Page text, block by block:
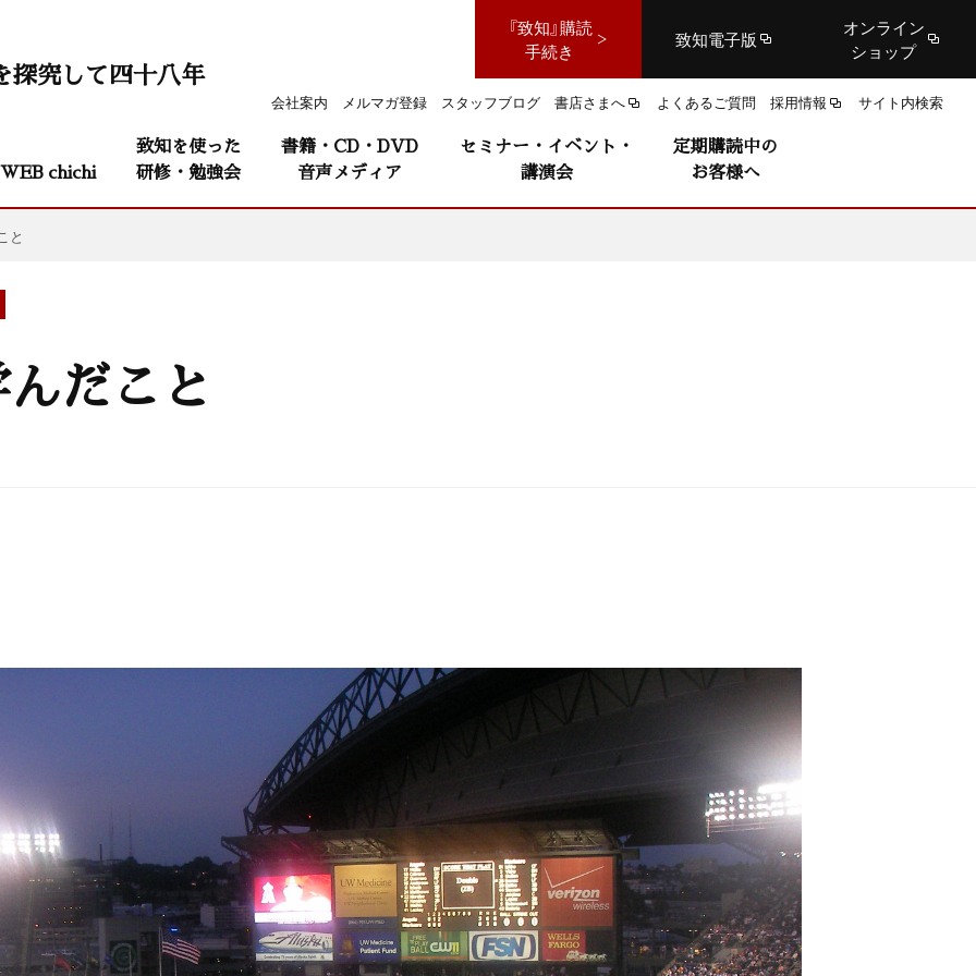
『致知』購読
手続き
致知電子版
オンライン
ショップ
会社案内 メルマガ登録 スタッフブログ 書店さまへ よくあるご質問 採用情報 サイト内検索
探究して四十八年
WEB chichi
致知を使った
研修・勉強会
書籍・CD・DVD
音声メディア
セミナー・イベント・
講演会
定期購読中の
お客様へ
と
だこと